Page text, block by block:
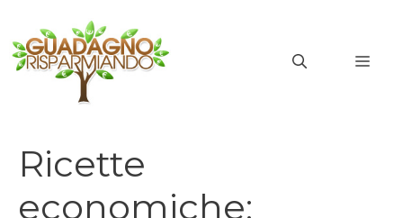
contenuto
Ricette
economiche: